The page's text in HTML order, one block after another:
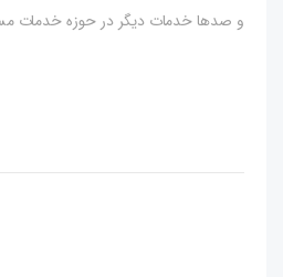
و صدها خدمات دیگر در حوزه خدمات